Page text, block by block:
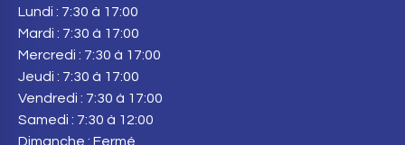
Lundi : 7:30 à 17:00
Mardi : 7:30 à 17:00
Mercredi : 7:30 à 17:00
Jeudi : 7:30 à 17:00
Vendredi : 7:30 à 17:00
Samedi : 7:30 à 12:00
Dimanche : Fermé